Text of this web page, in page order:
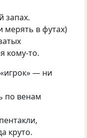
запах.
мерять в футах)
кому-то.
— ни
по венам
круто.